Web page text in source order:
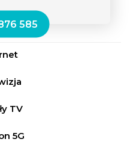
585
TV
5G